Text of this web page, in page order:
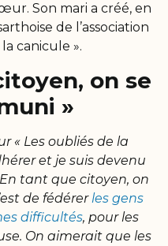
Son mari a créé, en
de l’association
canicule ».
on se
»
« Les oubliés de la
et je suis devenu
tant que citoyen, on
de fédérer les gens
difficultés, pour les
On aimerait que les